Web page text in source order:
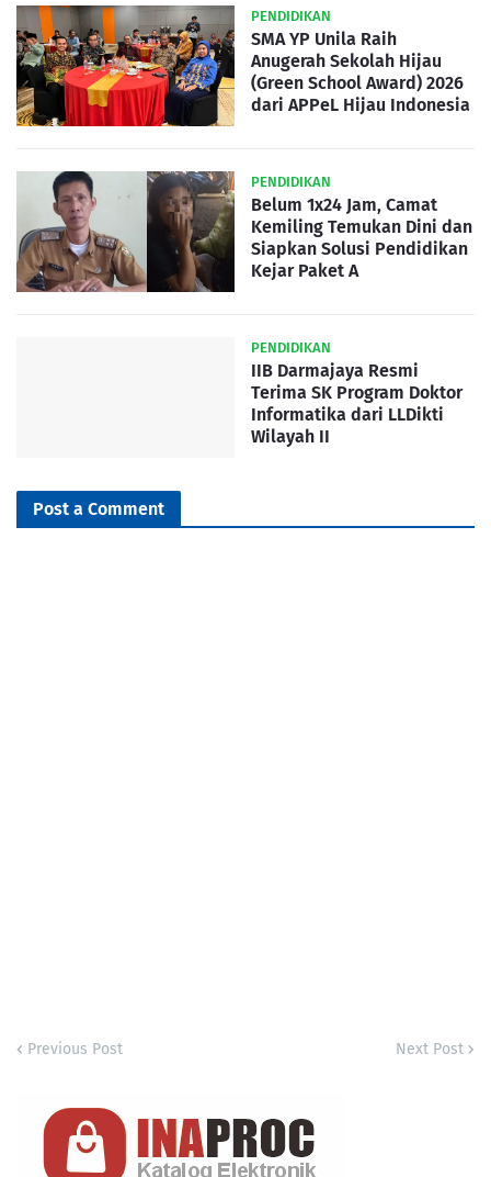
PENDIDIKAN
SMA YP Unila Raih
Anugerah Sekolah Hijau
(Green School Award) 2026
dari APPeL Hijau Indonesia
PENDIDIKAN
Belum 1x24 Jam, Camat
Kemiling Temukan Dini dan
Siapkan Solusi Pendidikan
Kejar Paket A
PENDIDIKAN
IIB Darmajaya Resmi
Terima SK Program Doktor
Informatika dari LLDikti
Wilayah II
Post a Comment
Previous Post Next Post